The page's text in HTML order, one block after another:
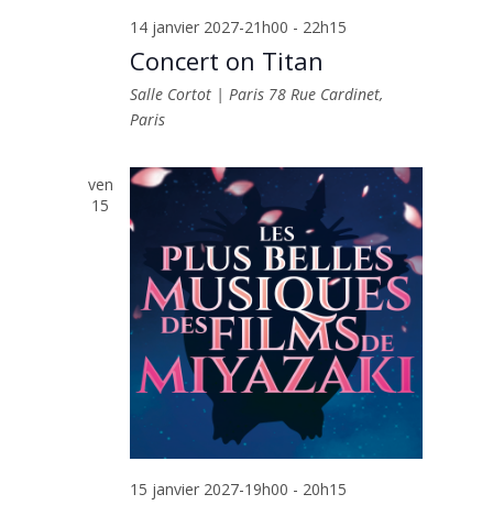
14 janvier 2027-21h00 - 22h15
Concert on Titan
Salle Cortot | Paris 78 Rue Cardinet,
Paris
ven
15
15 janvier 2027-19h00 - 20h15